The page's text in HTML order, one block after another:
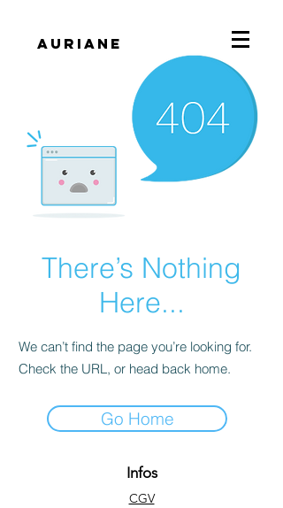
Auriane
There’s Nothing
Here...
We can’t find the page you’re looking for.
Check the URL, or head back home.
Go Home
Infos
CGV